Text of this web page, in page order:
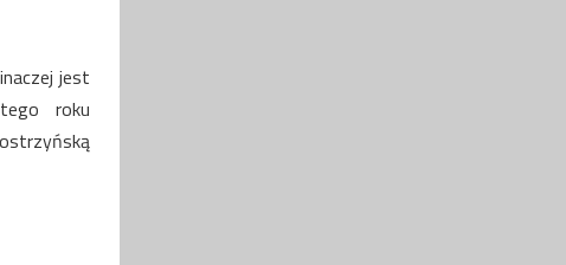
jest
roku